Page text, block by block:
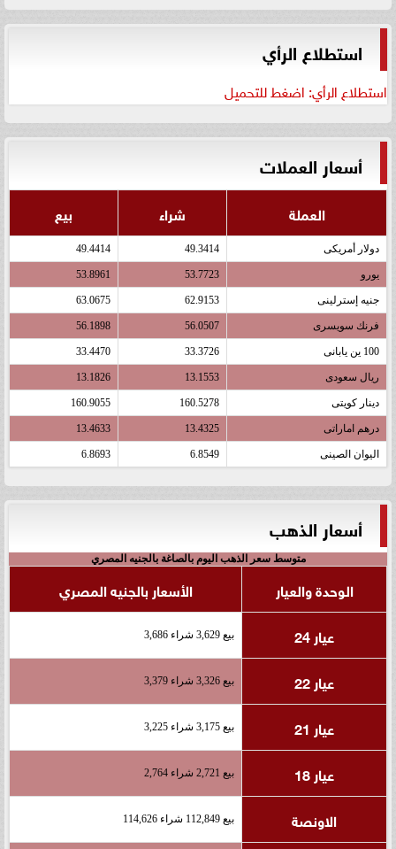
استطلاع الرأي
استطلاع الرأي: اضغط للتحميل
أسعار العملات
العملة شراء بيع
دولار أمريكى 49.3414
49.4414
يورو 53.7723
53.8961
جنيه إسترلينى 62.9153
63.0675
فرنك سويسرى 56.0507
56.1898
100 ين يابانى 33.3726
33.4470
ريال سعودى 13.1553
13.1826
دينار كويتى 160.5278
160.9055
درهم اماراتى 13.4325
13.4633
اليوان الصينى 6.8549
6.8693
أسعار الذهب
متوسط سعر الذهب اليوم بالصاغة بالجنيه المصري
الوحدة والعيار
الأسعار بالجنيه المصري
عيار 24
بيع 3,629 شراء 3,686
عيار 22 بيع 3,326 شراء 3,379
عيار 21 بيع 3,175 شراء 3,225
عيار 18 بيع 2,721 شراء 2,764
الاونصة بيع 112,849 شراء 114,626